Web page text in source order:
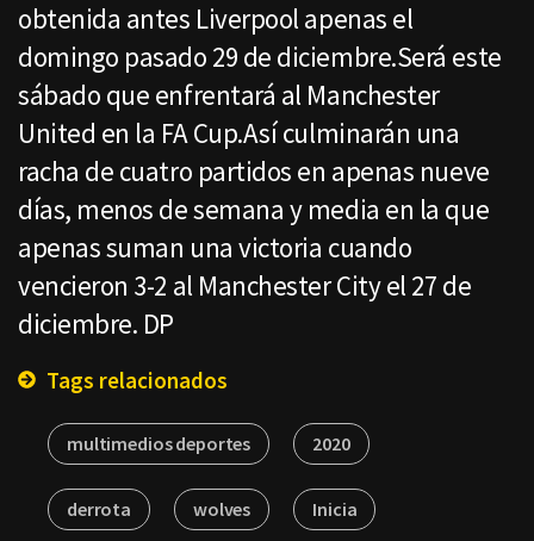
obtenida antes Liverpool apenas el
domingo pasado 29 de diciembre.Será este
sábado que enfrentará al Manchester
United en la FA Cup.Así culminarán una
racha de cuatro partidos en apenas nueve
días, menos de semana y media en la que
apenas suman una victoria cuando
vencieron 3-2 al Manchester City el 27 de
diciembre. DP
Tags relacionados
multimedios deportes 2020
derrota wolves Inicia